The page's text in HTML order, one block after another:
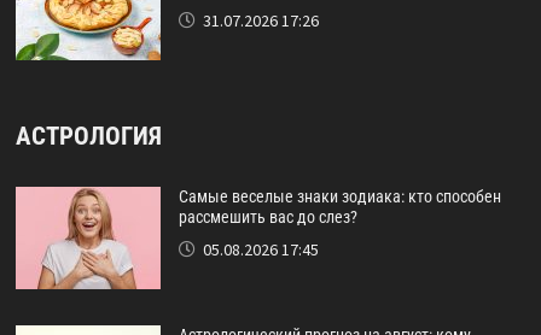
31.07.2026 17:26
АСТРОЛОГИЯ
Самые веселые знаки зодиака: кто способен
рассмешить вас до слез?
05.08.2026 17:45